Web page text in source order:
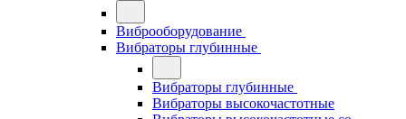
Виброоборудование
Вибраторы глубинные
Вибраторы глубинные
Вибраторы высокочастотные